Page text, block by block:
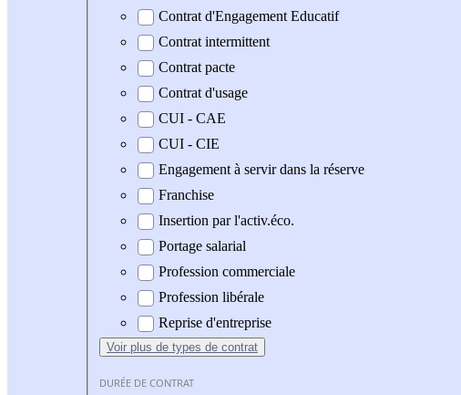
Contrat d'Engagement Educatif
Contrat intermittent
Contrat pacte
Contrat d'usage
CUI - CAE
CUI - CIE
Engagement à servir dans la réserve
Franchise
Insertion par l'activ.éco.
Portage salarial
Profession commerciale
Profession libérale
Reprise d'entreprise
Voir plus de types de contrat
DURÉE DE CONTRAT